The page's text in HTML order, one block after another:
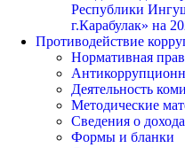
Республики
г.Карабулак» на
Противодействие
Нормативная
Деятельность
Методические
Сведения о
Формы и бланки